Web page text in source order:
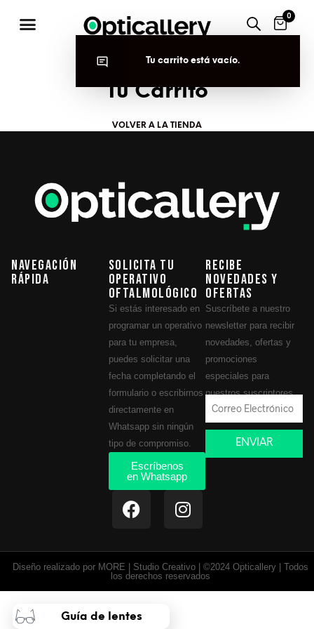
0
Tu Carrito
VOLVER A LA TIENDA
Navegación
Rápida
Solicita tu
operativo
oftalmológico
Si estás interesado en
programar un operativo
para tu empresa,
puedes solicitar una
fecha completando el
formulario o escribirnos
directamente en
Whatsapp sin ningún
tipo de compromiso.
Escríbenos
en Whatsapp
Recibe
novedades y
ofertas
Suscríbete a nuestro
newsletter para recibir
novedades, ofertas y
promociones
especiales para
nuestros suscriptores.
ENVIAR
Diseño realizado por MORE | Studio Creativo | ©2024 Opticallery | Todos
los derechos reservados
Tu carrito está vacío.
Guía de lentes